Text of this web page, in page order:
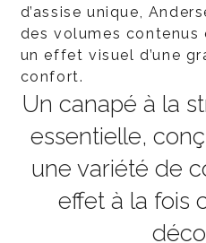
d’assise unique,
des volumes contenus
un effet visuel d’une
confort.
Un canapé à la
essentielle,
une variété de
effet à la fois